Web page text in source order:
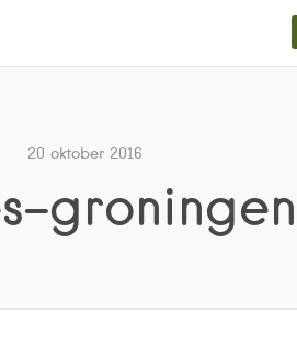
20 oktober 2016
groningen